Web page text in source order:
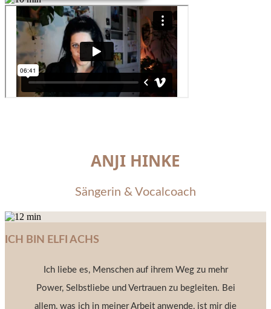
ANJI HINKE
Sängerin & Vocalcoach
ICH BIN ELFI ACHS
Ich liebe es, Menschen auf ihrem Weg zu mehr
Power, Selbstliebe und Vertrauen zu begleiten. Bei
allem, was ich in meiner Arbeit anwende, ist mir die